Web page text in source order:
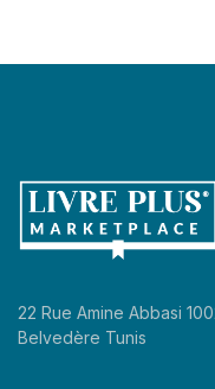
22 Rue Amine Abbasi
Belvedère Tunis